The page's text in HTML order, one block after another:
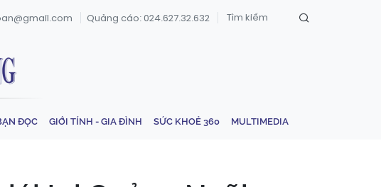
Quảng cáo: 024.627.32.632
ĐỌC GIỚI TÍNH - GIA ĐÌNH SỨC KHOẺ 360 MULTIMEDIA